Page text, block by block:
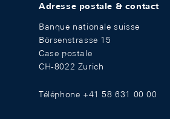
Adresse postale & contact
Banque nationale suisse
Börsenstrasse 15
Case postale
CH-8022 Zurich
Téléphone +41 58 631 00 00